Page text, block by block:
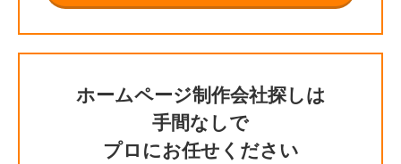
ホームページ制作会社探しは
手間なしで
プロにお任せください